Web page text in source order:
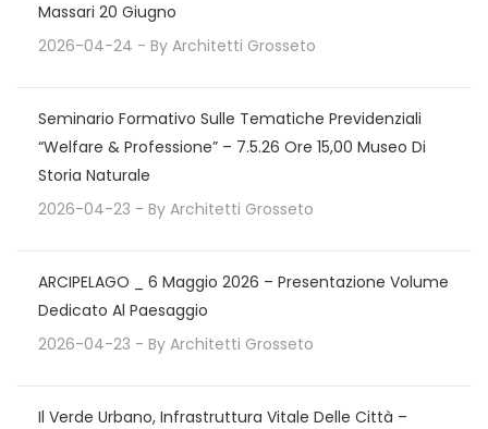
Massari 20 Giugno
2026-04-24 - By Architetti Grosseto
Seminario Formativo Sulle Tematiche Previdenziali
“Welfare & Professione” – 7.5.26 Ore 15,00 Museo Di
Storia Naturale
2026-04-23 - By Architetti Grosseto
ARCIPELAGO _ 6 Maggio 2026 – Presentazione Volume
Dedicato Al Paesaggio
2026-04-23 - By Architetti Grosseto
Il Verde Urbano, Infrastruttura Vitale Delle Città –